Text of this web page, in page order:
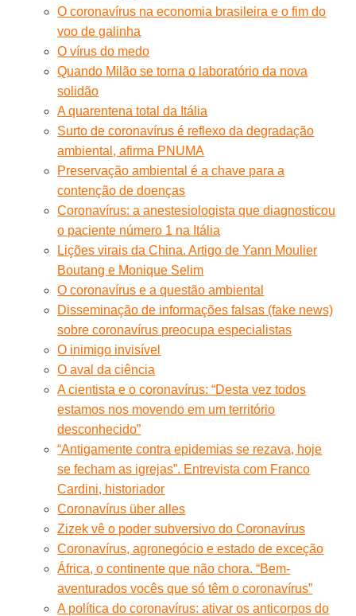
O coronavírus na economia brasileira e o fim do
voo de galinha
O vírus do medo
Quando Milão se torna o laboratório da nova
solidão
A quarentena total da Itália
Surto de coronavírus é reflexo da degradação
ambiental, afirma PNUMA
Preservação ambiental é a chave para a
contenção de doenças
Coronavírus: a anestesiologista que diagnosticou
o paciente número 1 na Itália
Lições virais da China. Artigo de Yann Moulier
Boutang e Monique Selim
O coronavírus e a questão ambiental
Disseminação de informações falsas (fake news)
sobre coronavírus preocupa especialistas
O inimigo invisível
O aval da ciência
A cientista e o coronavírus: “Desta vez todos
estamos nos movendo em um território
desconhecido”
“Antigamente contra epidemias se rezava, hoje
se fecham as igrejas”. Entrevista com Franco
Cardini, historiador
Coronavírus über alles
Zizek vê o poder subversivo do Coronavírus
Coronavírus, agronegócio e estado de exceção
África, o continente que não chora. “Bem-
aventurados vocês que só têm o coronavírus”
A política do coronavírus: ativar os anticorpos do